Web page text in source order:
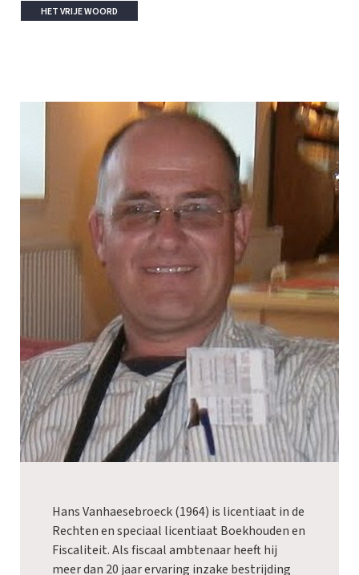
HET VRIJE WOORD
Hans Vanhaesebroeck (1964) is licentiaat in de
Rechten en speciaal licentiaat Boekhouden en
Fiscaliteit. Als fiscaal ambtenaar heeft hij
meer dan 20 jaar ervaring inzake bestrijding